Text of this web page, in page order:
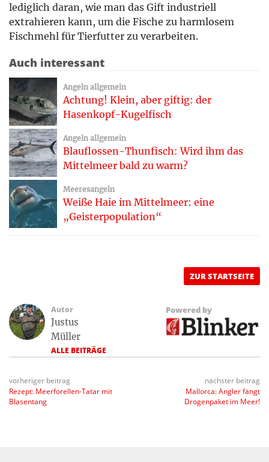
lediglich daran, wie man das Gift industriell
extrahieren kann, um die Fische zu harmlosem
Fischmehl für Tierfutter zu verarbeiten.
Auch interessant
Angeln allgemein
Achtung! Klein, aber giftig: der
Hasenkopf-Kugelfisch
Angeln allgemein
Blauflossen-Thunfisch: Wird ihm das
Mittelmeer bald zu warm?
Meeresangeln
Weiße Haie im Mittelmeer: eine
„Geisterpopulation“
ZUR STARTSEITE
Autor
Justus
Müller
ALLE BEITRÄGE
Powered by
vorheriger beitrag
Rezept: Meerforellen-Tatar mit
Blasentang
nächster beitrag
Mallorca: Angler fängt
Drogenpaket im Meer!